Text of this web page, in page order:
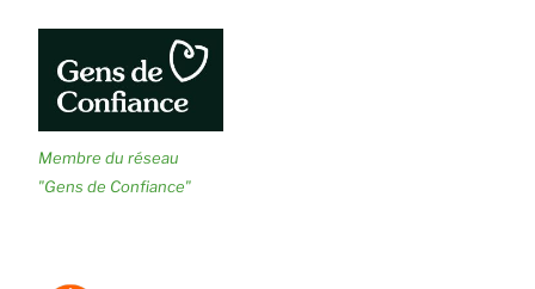
Membre du réseau
"Gens de Confiance"